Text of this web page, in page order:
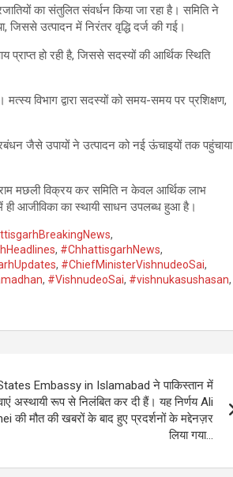
का संतुलित संवर्धन किया जा रहा है। समिति ने
जिससे उत्पादन में निरंतर वृद्धि दर्ज की गई।
हो रही है, जिससे सदस्यों की आर्थिक स्थिति
विभाग द्वारा सदस्यों को समय-समय पर प्रशिक्षण,
जैसे उपायों ने उत्पादन को नई ऊंचाइयों तक पहुंचाया
मछली विक्रय कर समिति न केवल आर्थिक लाभ
ही आजीविका का स्थायी साधन उपलब्ध हुआ है।
,
, #ChhattisgarhNews,
, #ChiefMinisterVishnudeoSai,
, #VishnudeoSai, #vishnukasushasan,
Embassy in Islamabad ने पाकिस्तान में
अस्थायी रूप से निलंबित कर दी हैं। यह निर्णय Ali
की मौत की खबरों के बाद हुए प्रदर्शनों के मद्देनज़र
लिया गया…